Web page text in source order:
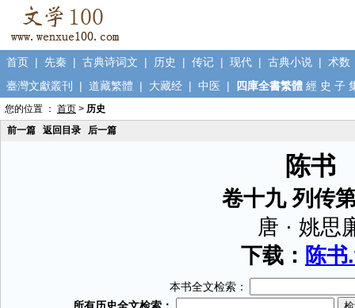
首页 | 先秦 | 古典诗词文 | 历史 | 传记 | 现代 | 古典小说 | 术数
臺灣文獻叢刊
| 道藏繁體 | 大藏经 | 中医 | 四庫全書繁體 經 史 子
您的位置 ： 首页 > 历史
前一篇
返回目录 后一篇
陈书
卷十九 列传
唐 · 姚思
下载： 陈
本书全文检索：